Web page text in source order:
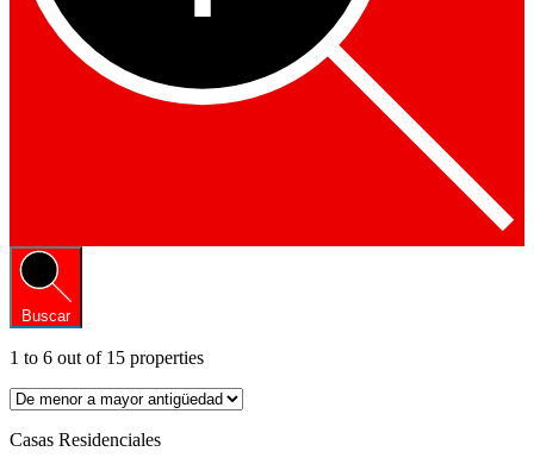
Buscar
1 to 6 out of 15 properties
Casas Residenciales